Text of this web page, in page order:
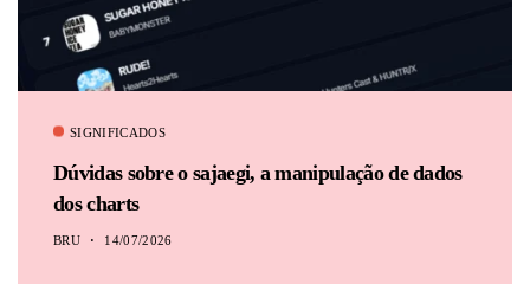
SIGNIFICADOS
Dúvidas sobre o sajaegi, a manipulação de dados
dos charts
BRU 14/07/2026